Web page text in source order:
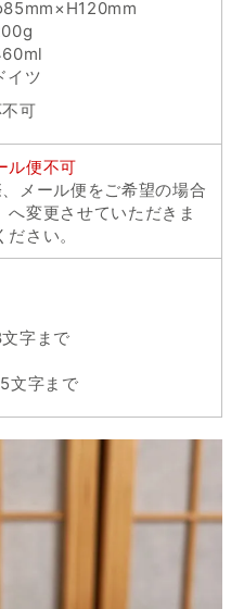
イツ
可
ル便不可
メール便をご希望の場合
へ変更させていただきま
さい。
字まで
文字まで